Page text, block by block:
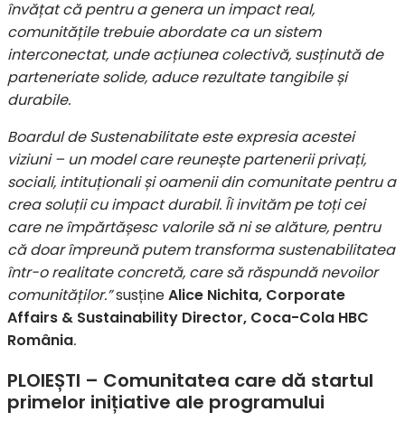
învățat că pentru a genera un impact real,
comunitățile trebuie abordate ca un sistem
interconectat, unde acțiunea colectivă, susținută de
parteneriate solide, aduce rezultate tangibile și
durabile.
Boardul de Sustenabilitate este expresia acestei
viziuni – un model care reunește partenerii privați,
sociali, intituționali și oamenii din comunitate pentru a
crea soluții cu impact durabil. Îi invităm pe toți cei
care ne împărtășesc valorile să ni se alăture, pentru
că doar împreună putem transforma sustenabilitatea
într-o realitate concretă, care să răspundă nevoilor
comunităților.”susțineAlice Nichita, Corporate
Affairs & Sustainability Director, Coca-Cola HBC
România.
PLOIEȘTI – Comunitatea care dă startul
primelor inițiative ale programului